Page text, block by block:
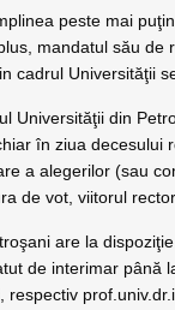
peste mai
mandatul său
cadrul Universităţii
Universităţii din
în ziua
a alegerilor (sau
de vot, viitorul
are la
de interimar până